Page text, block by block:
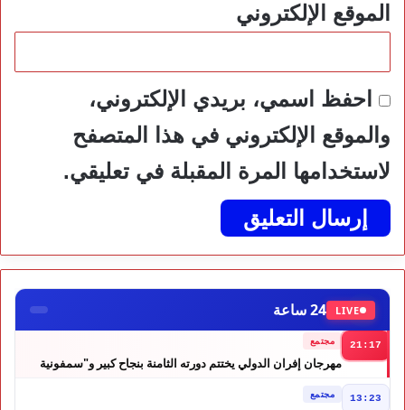
الموقع الإلكتروني
احفظ اسمي، بريدي الإلكتروني،
والموقع الإلكتروني في هذا المتصفح
لاستخدامها المرة المقبلة في تعليقي.
LIVE 24 ساعة
21:17 مجتمع
مهرجان إفران الدولي يختتم دورته الثامنة بنجاح كبير و"سمفونية
13:23 مجتمع